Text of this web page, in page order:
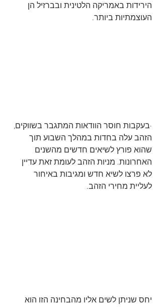
הירידות באמריקה הלטינית ובברזיל הן
העוצמתיות ביותר.
·בעקבות חוסר הוודאות המתגבר בשווקים,
הזהב עלה בחדות במהלך השבוע תוך
שהוא פורץ לשיאים חדשים מהשנים
האחרונות. מניות הזהב לעומת זאת עדיין
לא פרצו לשיא חדש ומגיבות באיחור
לעליית מחירי הזהב.
יחס שניתן לשים אליו מהבחינה הזו הוא